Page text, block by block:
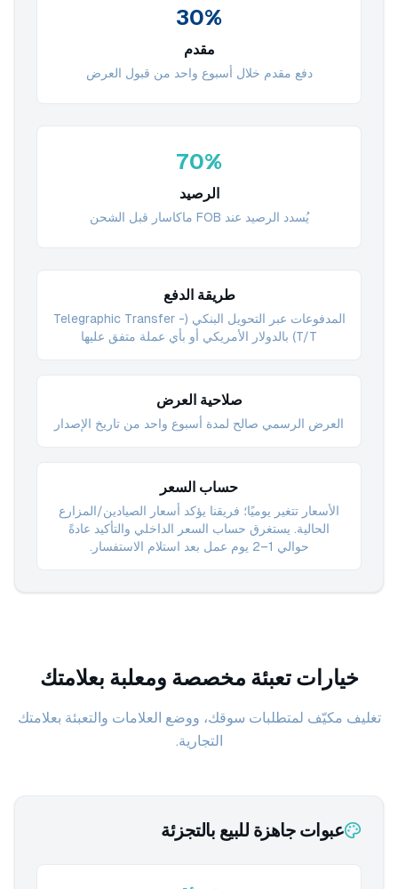
30%
مقدم
دفع مقدم خلال أسبوع واحد من قبول العرض
70%
الرصيد
يُسدد الرصيد عند FOB ماكاسار قبل الشحن
طريقة الدفع
المدفوعات عبر التحويل البنكي (Telegraphic Transfer -
T/T) بالدولار الأمريكي أو بأي عملة متفق عليها
صلاحية العرض
العرض الرسمي صالح لمدة أسبوع واحد من تاريخ الإصدار
حساب السعر
الأسعار تتغير يوميًا؛ فريقنا يؤكد أسعار الصيادين/المزارع
الحالية. يستغرق حساب السعر الداخلي والتأكيد عادةً
حوالي 1–2 يوم عمل بعد استلام الاستفسار.
خيارات تعبئة مخصصة ومعلبة بعلامتك
تغليف مكيّف لمتطلبات سوقك، ووضع العلامات والتعبئة بعلامتك
التجارية.
عبوات جاهزة للبيع بالتجزئة